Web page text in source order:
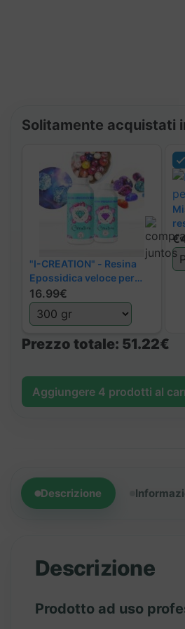
Solitamente acquistati
"I-CREATION" - Resina
Epossidica veloce per
Gioielli e Stampi
16.99€
€
Prezzo totale: 51.22€
Aggiungere 4 prodotti al
Descrizione
Descrizione
Prodotto ad uso